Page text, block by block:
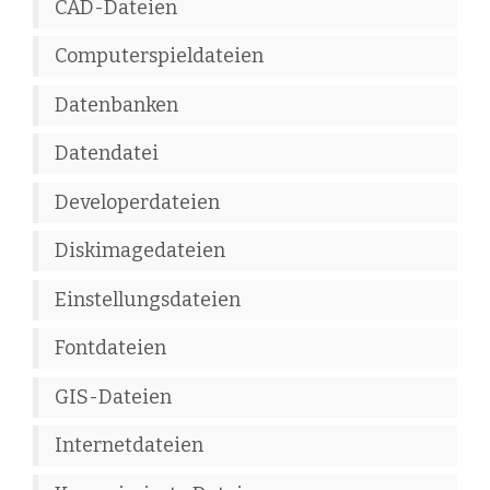
CAD-Dateien
Computerspieldateien
Datenbanken
Datendatei
Developerdateien
Diskimagedateien
Einstellungsdateien
Fontdateien
GIS-Dateien
Internetdateien